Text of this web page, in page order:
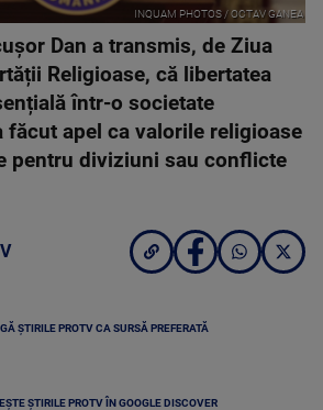
INQUAM PHOTOS / OCTAV GANEA
Dan a transmis, de Ziua
Religioase, că libertatea
într-o societate
făcut apel ca valorile religioase
pentru diviziuni sau conflicte
ȘTIRILE PROTV CA SURSĂ PREFERATĂ
ȘTIRILE PROTV ÎN GOOGLE DISCOVER